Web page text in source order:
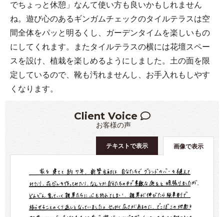
でちょっと休憩」なんて使い方も良いかもしれません
ね。遊び心のあるギンガムチェックのタイルテラスは空
間全体をパッと明るくし、ガーデンタイムを楽しいもの
にしてくれます。またタイルテラスの横には花壇スペー
スを設け、植栽を楽しめるようにしました。土の面を限
定しているので、靴も汚れませんし、お手入れもしやす
くなります。
Client Voice
お客様の声
画像で表示
テキストで表示